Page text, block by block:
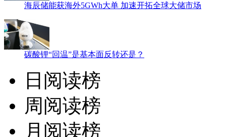
海辰储能获海外5GWh大单 加速开拓全球大储市场
碳酸锂“回温”是基本面反转还是？
日阅读榜
周阅读榜
月阅读榜